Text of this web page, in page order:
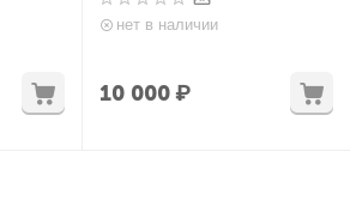
нет в наличии
10 000₽